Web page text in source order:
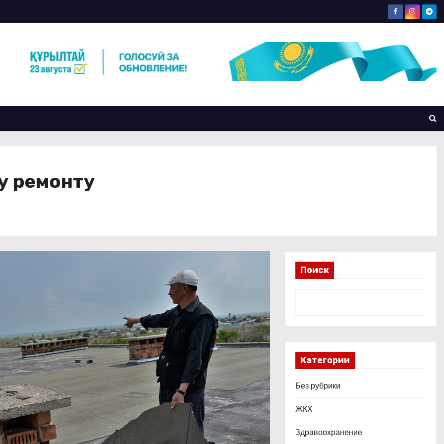
ремонту
Поиск
Категории
Без рубрики
ЖКХ
Здравоохранение